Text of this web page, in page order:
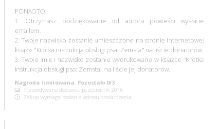
PONADTO:
1. Otrzymasz podziękowanie od autora powieści wysłane
emailem.
2. Twoje nazwisko zostanie umieszczone na stronie internetowej
książki "Krótka instrukcja obsługi psa: Zemsta" na liście donatorów.
3. Twoje imię i nazwisko zostanie wydrukowane w książce "Krótka
instrukcja obsługi psa: Zemsta" na liście jej donatorów.
Nagroda limitowana. Pozostało 0/3
Przewidywana dostawa: październik 2016
Zakup wymaga podania adresu dostarczenia